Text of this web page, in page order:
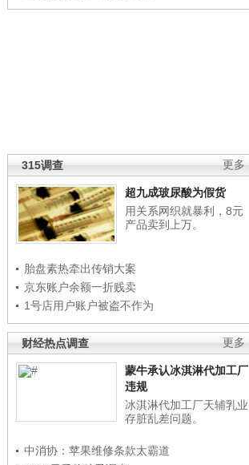
更多
315调查
超九成玻尿酸为假货
用关系网织就暴利，8元
产品卖到上万。
胎盘素热牵出传销大案
京东账户余额一折贱卖
1号店用户账户被盗不作为
更多
财经热点调查
蒙牛承认冰淇淋代加工厂
违规
冰淇淋代加工厂天辅乳业
存脏乱差问题。
中消协：苹果维修条款太霸道